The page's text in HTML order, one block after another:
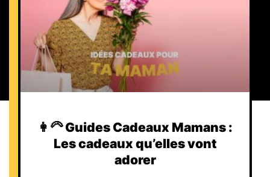
👩‍🦳 Guides Cadeaux Mamans :
Les cadeaux qu’elles vont
adorer